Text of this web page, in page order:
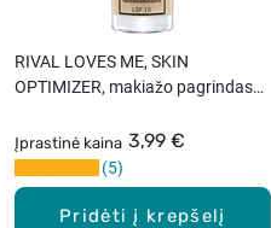
Pridėti į krepšelį
RIVAL LOVES ME, SKIN
OPTIMIZER, makiažo pagrindas
Įprastinė kaina 3,99 €
5